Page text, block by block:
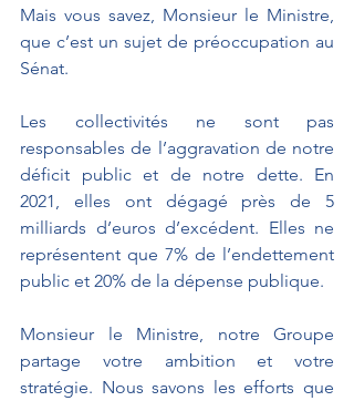
Mais vous savez, Monsieur le Ministre,
que c’est un sujet de préoccupation au
Sénat.
Les collectivités ne sont pas
responsables de l’aggravation de notre
déficit public et de notre dette. En
2021, elles ont dégagé près de 5
milliards d’euros d’excédent. Elles ne
représentent que 7% de l’endettement
public et 20% de la dépense publique.
Monsieur le Ministre, notre Groupe
partage votre ambition et votre
stratégie. Nous savons les efforts que